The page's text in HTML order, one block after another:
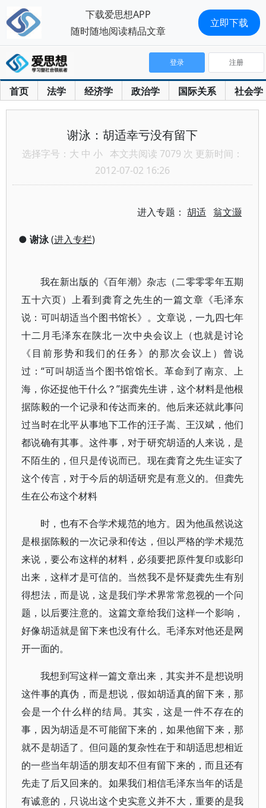
首页 法学 经济学 政治学 国际关系 社会学
登录 注册
谢泳：胡适幸亏没有留下
选择字号： 大 中 小 本文共阅读 7079 次 更新时间：
2012-07-02 16:26
进入专题：胡适 翁文灏
● 谢泳(进入专栏)
我在新出版的《百年潮》杂志（二零零零年五期
五十六页）上看到龚育之先生的一篇文章《毛泽东
说：可叫胡适当个图书馆长》。文章说，一九四七年
十二月毛泽东在陕北一次中央会议上（也就是讨论
《目前形势和我们的任务》的那次会议上）曾说
过：“可叫胡适当个图书馆馆长。革命到了南京、上
海，你还捉他干什么？”据龚先生讲，这个材料是他根
据陈毅的一个记录和传达而来的。他后来还就此事问
过当时在北平从事地下工作的汪子嵩、王汉斌，他们
都说确有其事。这件事，对于研究胡适的人来说，是
不陌生的，但只是传说而已。现在龚育之先生证实了
这个传言，对于今后的胡适研究是有意义的。但龚先
生在公布这个材料
时，也有不合学术规范的地方。因为他虽然说这
是根据陈毅的一次记录和传达，但以严格的学术规范
来说，要公布这样的材料，必须要把原件复印或影印
出来，这样才是可信的。当然我不是怀疑龚先生有别
得想法，而是说，这是我们学术界常常忽视的一个问
题，以后要注意的。这篇文章给我们这样一个影响，
好像胡适就是留下来也没有什么。毛泽东对他还是网
开一面的。
我想到写这样一篇文章出来，其实并不是想说明
这件事的真伪，而是想说，假如胡适真的留下来，那
会是一个什么样的结局。其实，这是一件不存在的
事，因为胡适是不可能留下来的，如果他留下来，那
就不是胡适了。但问题的复杂性在于和胡适思想相近
的一些当年胡适的朋友却不但有留下来的，而且还有
先走了后又回来的。如果我们相信毛泽东当年的话是
有诚意的，只说出这个史实意义并不大，重要的是我
下载爱思想APP
随时随地阅读精品文章
立即下载